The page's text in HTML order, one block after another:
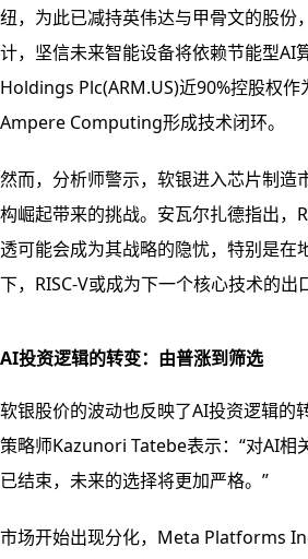
纽，为此已减持英伟达与甲骨文的股份
计，坚信未来智能设备将依赖节能型AI
Holdings Plc(ARM.US)近90%控股权作
Ampere Computing形成技术闭环。
然而，分析师警示，软银进入芯片制造
构崛起带来的挑战。安瓦尔扎德指出，
透可能会成为其战略的隐忧，特别是在
下，RISC-V或成为下一个核心技术的出
AI投资逻辑的转变：由普涨到筛选
软银股价的波动也反映了AI投资逻辑的
策略师Kazunori Tatebe表示：“对AI相
已结束，未来的选择将更加严格。”
市场开始出现分化，Meta Platforms